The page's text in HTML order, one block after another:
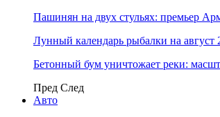
Пашинян на двух стульях: премьер
Лунный календарь рыбалки на
Бетонный бум уничтожает реки:
Пред След
Авто